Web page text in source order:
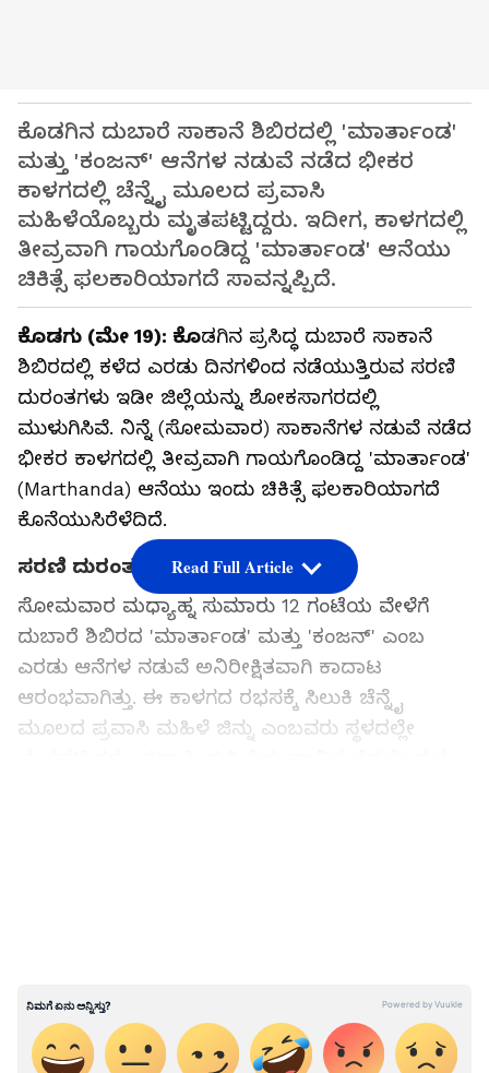
ಕೊಡಗಿನ ದುಬಾರೆ ಸಾಕಾನೆ ಶಿಬಿರದಲ್ಲಿ 'ಮಾರ್ತಾಂಡ'
ಮತ್ತು 'ಕಂಜನ್' ಆನೆಗಳ ನಡುವೆ ನಡೆದ ಭೀಕರ
ಕಾಳಗದಲ್ಲಿ ಚೆನ್ನೈ ಮೂಲದ ಪ್ರವಾಸಿ
ಮಹಿಳೆಯೊಬ್ಬರು ಮೃತಪಟ್ಟಿದ್ದರು. ಇದೀಗ, ಕಾಳಗದಲ್ಲಿ
ತೀವ್ರವಾಗಿ ಗಾಯಗೊಂಡಿದ್ದ 'ಮಾರ್ತಾಂಡ' ಆನೆಯು
ಚಿಕಿತ್ಸೆ ಫಲಕಾರಿಯಾಗದೆ ಸಾವನ್ನಪ್ಪಿದೆ.
ಕೊಡಗು (ಮೇ 19): ಕೊಡಗಿನ ಪ್ರಸಿದ್ಧ ದುಬಾರೆ ಸಾಕಾನೆ
ಶಿಬಿರದಲ್ಲಿ ಕಳೆದ ಎರಡು ದಿನಗಳಿಂದ ನಡೆಯುತ್ತಿರುವ ಸರಣಿ
ದುರಂತಗಳು ಇಡೀ ಜಿಲ್ಲೆಯನ್ನು ಶೋಕಸಾಗರದಲ್ಲಿ
ಮುಳುಗಿಸಿವೆ. ನಿನ್ನೆ (ಸೋಮವಾರ) ಸಾಕಾನೆಗಳ ನಡುವೆ ನಡೆದ
ಭೀಕರ ಕಾಳಗದಲ್ಲಿ ತೀವ್ರವಾಗಿ ಗಾಯಗೊಂಡಿದ್ದ 'ಮಾರ್ತಾಂಡ'
(Marthanda) ಆನೆಯು ಇಂದು ಚಿಕಿತ್ಸೆ ಫಲಕಾರಿಯಾಗದೆ
ಕೊನೆಯುಸಿರೆಳೆದಿದೆ.
ಸರಣಿ ದುರಂತಕ್ಕೆ ಸಾಕ್ಷಿಯಾದ ದುಬಾರೆ:
ಸೋಮವಾರ ಮಧ್ಯಾಹ್ನ ಸುಮಾರು 12 ಗಂಟೆಯ ವೇಳೆಗೆ
ದುಬಾರೆ ಶಿಬಿರದ 'ಮಾರ್ತಾಂಡ' ಮತ್ತು 'ಕಂಜನ್' ಎಂಬ
ಎರಡು ಆನೆಗಳ ನಡುವೆ ಅನಿರೀಕ್ಷಿತವಾಗಿ ಕಾದಾಟ
ಆರಂಭವಾಗಿತ್ತು. ಈ ಕಾಳಗದ ರಭಸಕ್ಕೆ ಸಿಲುಕಿ ಚೆನ್ನೈ
ಮೂಲದ ಪ್ರವಾಸಿ ಮಹಿಳೆ ಜಿನ್ನು ಎಂಬವರು ಸ್ಥಳದಲ್ಲೇ
ಮೇಲೆ ರೌದ್ರಾವತಾರ ತಳೆದಿತ್ತು. ಕಂಜನ್ ತನ್ನ ದಂತಗಳಿಂದ
ಮಾರ್ತಾಂಡನ ಹೊಟ್ಟೆ, ಕಿವಿಯ ಹಿಂಭಾಗ ಹಾಗೂ ಕಾಲುಗಳಿಗೆ
Read Full Article